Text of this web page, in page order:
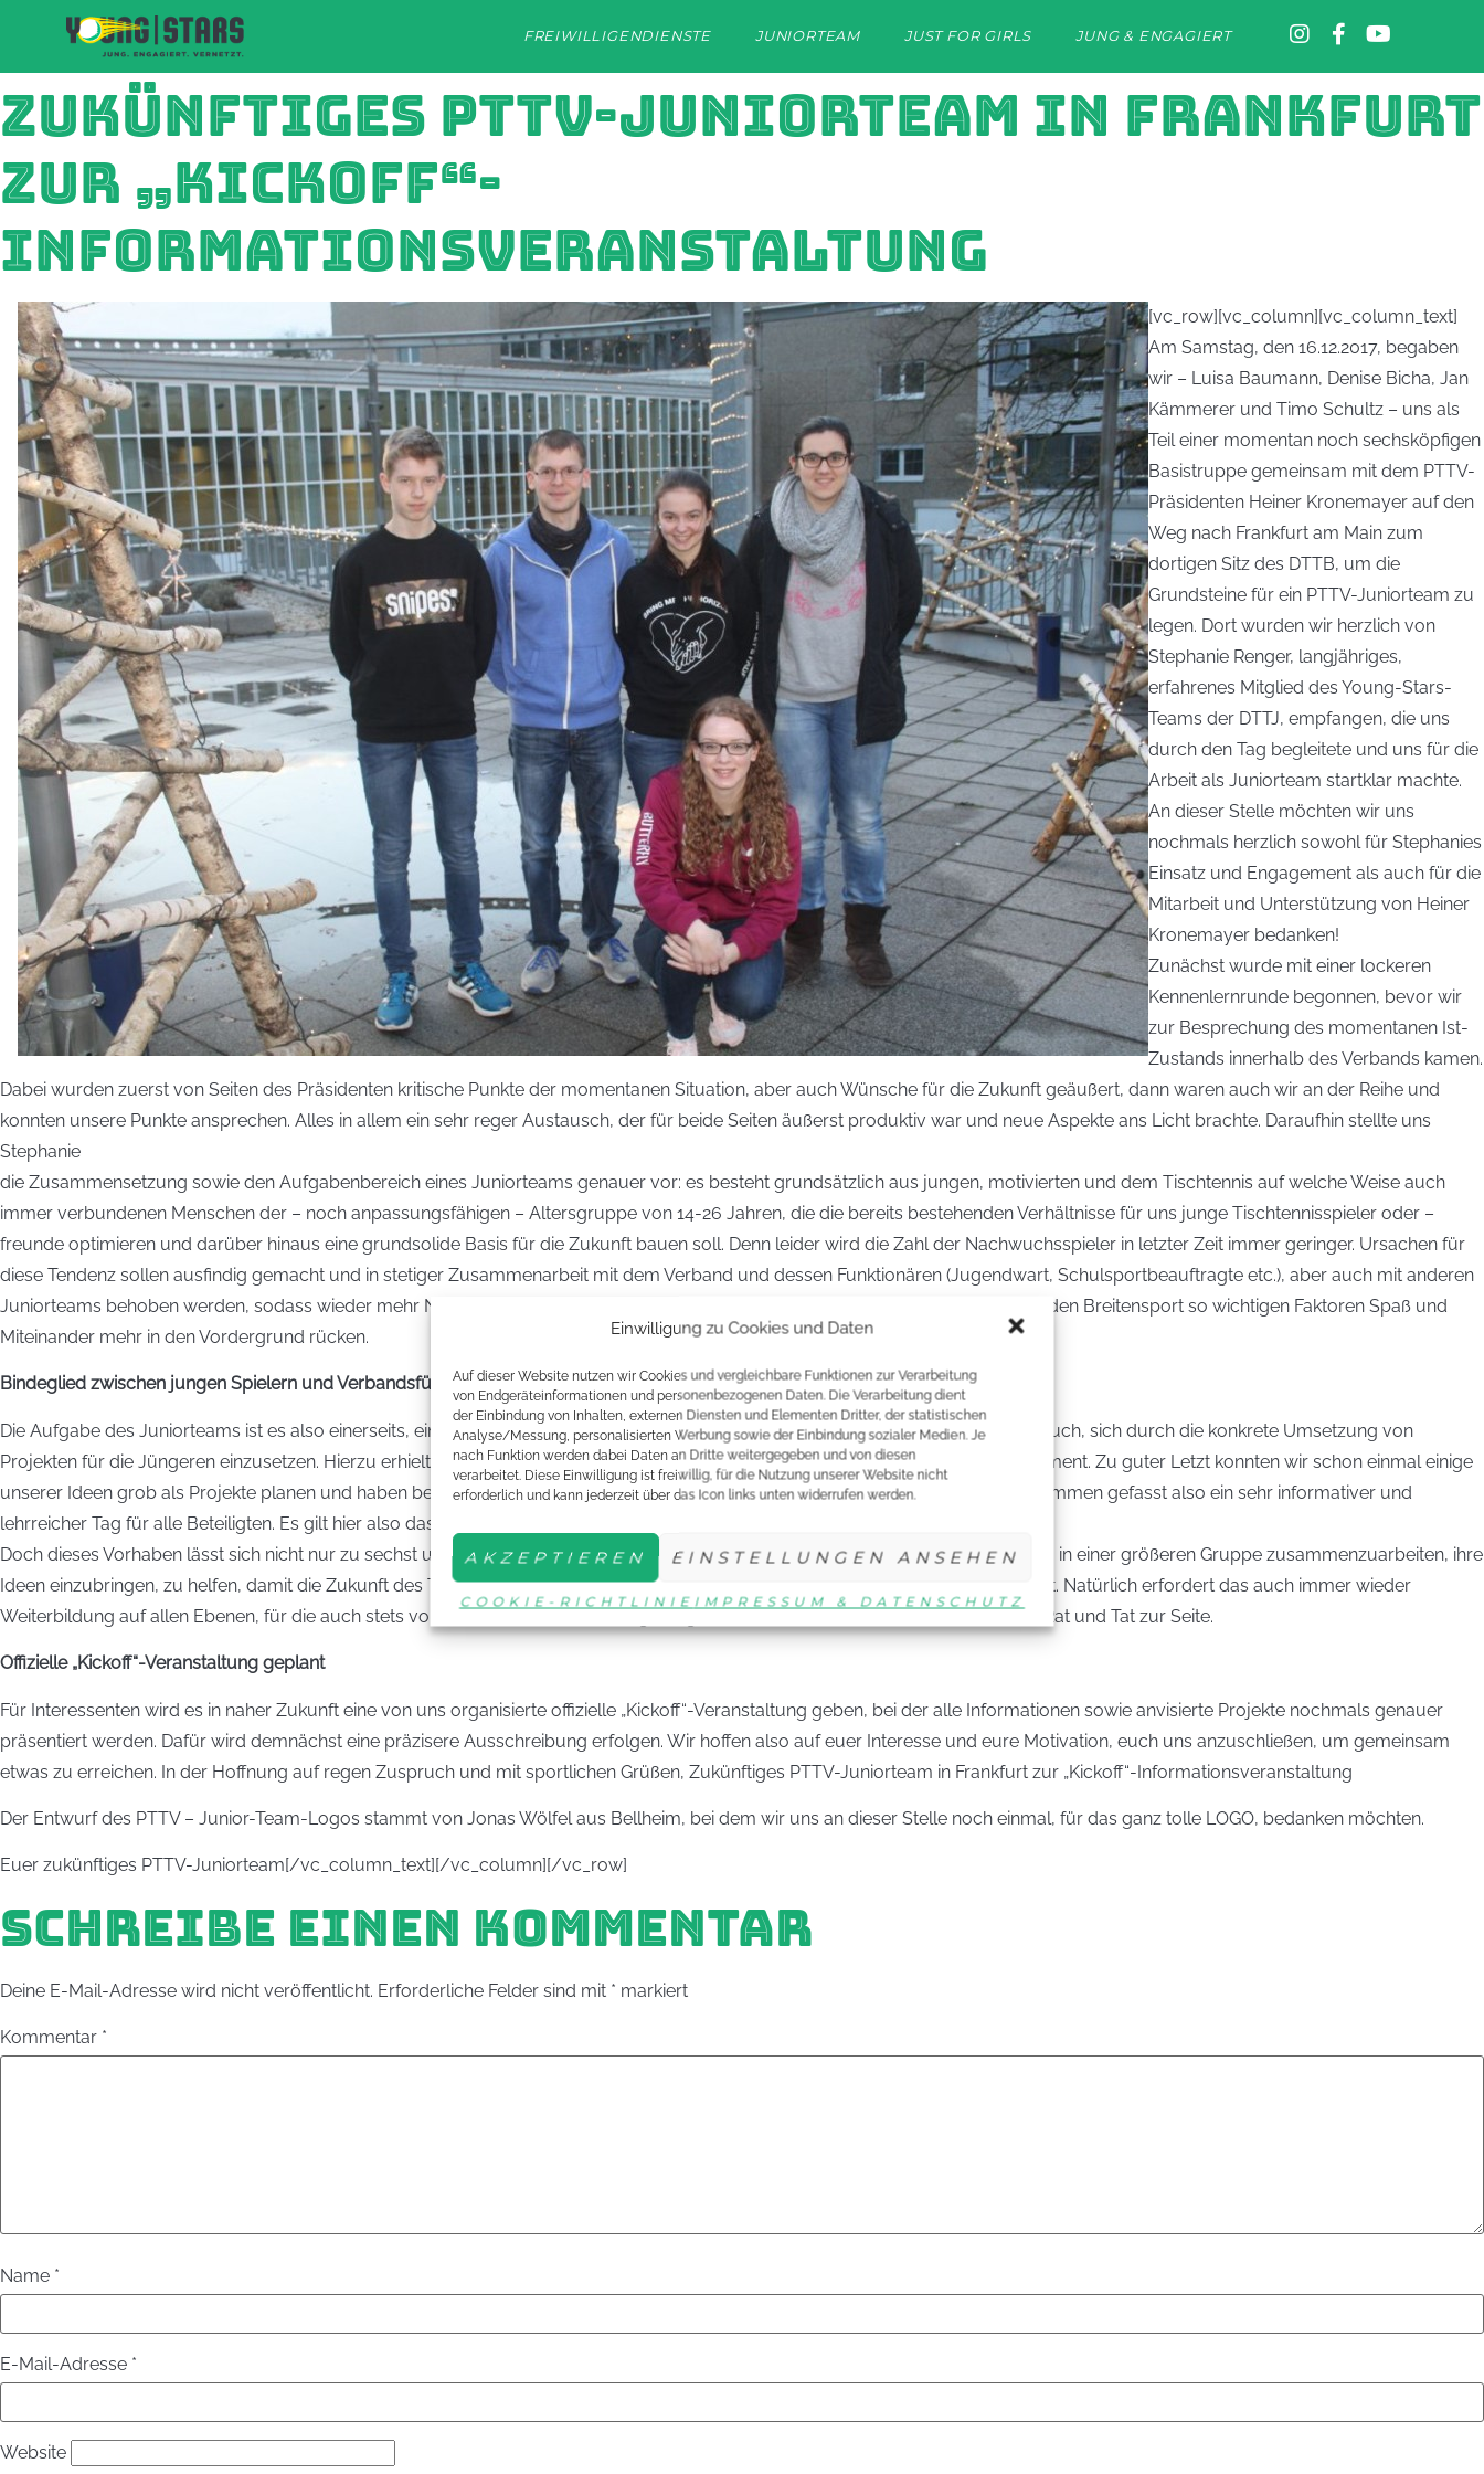
Einwilligung zu Cookies und Daten
Auf dieser Website nutzen wir Cookies und vergleichbare Funktionen zur Verarbeitung
von Endgeräteinformationen und personenbezogenen Daten. Die Verarbeitung dient
der Einbindung von Inhalten, externen Diensten und Elementen Dritter, der statistischen
Analyse/Messung, personalisierten Werbung sowie der Einbindung sozialer Medien. Je
nach Funktion werden dabei Daten an Dritte weitergegeben und von diesen
verarbeitet. Diese Einwilligung ist freiwillig, für die Nutzung unserer Website nicht
erforderlich und kann jederzeit über das Icon links unten widerrufen werden.
AKZEPTIEREN EINSTELLUNGEN ANSEHEN
COOKIE-RICHTLINIE IMPRESSUM & DATENSCHUTZ
FREIWILLIGENDIENSTE JUNIORTEAM JUST FOR GIRLS JUNG & ENGAGIERT
ZUKÜNFTIGES PTTV-JUNIORTEAM IN FRANKFURT
ZUR „KICKOFF“-
INFORMATIONSVERANSTALTUNG
[vc_row][vc_column][vc_column_text]
Am Samstag, den 16.12.2017, begaben
wir – Luisa Baumann, Denise Bicha, Jan
Kämmerer und Timo Schultz – uns als
Teil einer momentan noch sechsköpfigen
Basistruppe gemeinsam mit dem PTTV-
Präsidenten Heiner Kronemayer auf den
Weg nach Frankfurt am Main zum
dortigen Sitz des DTTB, um die
Grundsteine für ein PTTV-Juniorteam zu
legen. Dort wurden wir herzlich von
Stephanie Renger, langjähriges,
erfahrenes Mitglied des Young-Stars-
Teams der DTTJ, empfangen, die uns
durch den Tag begleitete und uns für die
Arbeit als Juniorteam startklar machte.
An dieser Stelle möchten wir uns
nochmals herzlich sowohl für Stephanies
Einsatz und Engagement als auch für die
Mitarbeit und Unterstützung von Heiner
Kronemayer bedanken!
Zunächst wurde mit einer lockeren
Kennenlernrunde begonnen, bevor wir
zur Besprechung des momentanen Ist-
Zustands innerhalb des Verbands kamen.
Dabei wurden zuerst von Seiten des Präsidenten kritische Punkte der momentanen Situation, aber auch Wünsche für die Zukunft geäußert, dann waren auch wir an der Reihe und
konnten unsere Punkte ansprechen. Alles in allem ein sehr reger Austausch, der für beide Seiten äußerst produktiv war und neue Aspekte ans Licht brachte. Daraufhin stellte uns
Stephanie
die Zusammensetzung sowie den Aufgabenbereich eines Juniorteams genauer vor: es besteht grundsätzlich aus jungen, motivierten und dem Tischtennis auf welche Weise auch
immer verbundenen Menschen der – noch anpassungsfähigen – Altersgruppe von 14-26 Jahren, die die bereits bestehenden Verhältnisse für uns junge Tischtennisspieler oder –
freunde optimieren und darüber hinaus eine grundsolide Basis für die Zukunft bauen soll. Denn leider wird die Zahl der Nachwuchsspieler in letzter Zeit immer geringer. Ursachen für
diese Tendenz sollen ausfindig gemacht und in stetiger Zusammenarbeit mit dem Verband und dessen Funktionären (Jugendwart, Schulsportbeauftragte etc.), aber auch mit anderen
Juniorteams behoben werden, sodass wieder mehr Nachwuchs zum Tischtennissport geführt wird und nicht zuletzt auch die für den Breitensport so wichtigen Faktoren Spaß und
Miteinander mehr in den Vordergrund rücken.
Bindeglied zwischen jungen Spielern und Verbandsführung
Die Aufgabe des Juniorteams ist es also einerseits, ein Bindeglied zwischen jungen Spielern und PTTV zu sein, andererseits aber auch, sich durch die konkrete Umsetzung von
Projekten für die Jüngeren einzusetzen. Hierzu erhielten wir von Stephanie auch eine prägnante Einführung in das Projektmanagement. Zu guter Letzt konnten wir schon einmal einige
unserer Ideen grob als Projekte planen und haben bereits zusammen eine „To-Do-Liste“ für die kommenden Monate erstellt. Zusammen gefasst also ein sehr informativer und
lehrreicher Tag für alle Beteiligten. Es gilt hier also das Motto: Von der Jugend für die Jugend!
Doch dieses Vorhaben lässt sich nicht nur zu sechst umsetzen. Dafür brauchen wir weitere junge, engagierte Leute, die bereit sind, in einer größeren Gruppe zusammenzuarbeiten, ihre
Ideen einzubringen, zu helfen, damit die Zukunft des Tischtennissports in unserem Verband, aber auch in Deutschland gesichert ist. Natürlich erfordert das auch immer wieder
Weiterbildung auf allen Ebenen, für die auch stets vom deutschen Juniorteam gesorgt wird. Auch der PTTV steht uns hierfür mit Rat und Tat zur Seite.
Offizielle „Kickoff“-Veranstaltung geplant
Für Interessenten wird es in naher Zukunft eine von uns organisierte offizielle „Kickoff“-Veranstaltung geben, bei der alle Informationen sowie anvisierte Projekte nochmals genauer
präsentiert werden. Dafür wird demnächst eine präzisere Ausschreibung erfolgen. Wir hoffen also auf euer Interesse und eure Motivation, euch uns anzuschließen, um gemeinsam
etwas zu erreichen. In der Hoffnung auf regen Zuspruch und mit sportlichen Grüßen, Zukünftiges PTTV-Juniorteam in Frankfurt zur „Kickoff“-Informationsveranstaltung
Der Entwurf des PTTV – Junior-Team-Logos stammt von Jonas Wölfel aus Bellheim, bei dem wir uns an dieser Stelle noch einmal, für das ganz tolle LOGO, bedanken möchten.
Euer zukünftiges PTTV-Juniorteam[/vc_column_text][/vc_column][/vc_row]
SCHREIBE EINEN KOMMENTAR
Deine E-Mail-Adresse wird nicht veröffentlicht. Erforderliche Felder sind mit * markiert
Kommentar *
Name *
E-Mail-Adresse *
Website